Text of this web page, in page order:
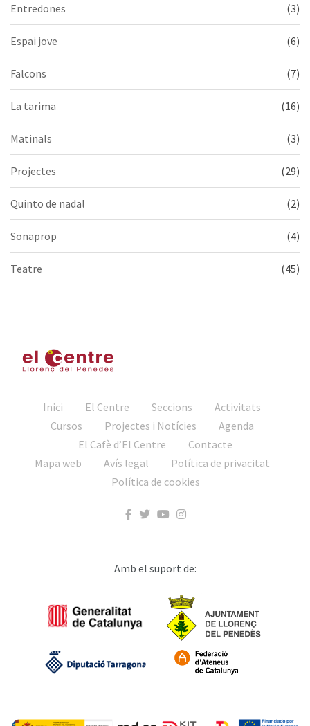
Entredones (3)
Espai jove (6)
Falcons (7)
La tarima (16)
Matinals (3)
Projectes (29)
Quinto de nadal (2)
Sonaprop (4)
Teatre (45)
Inici El Centre Seccions
Activitats
Cursos
Projectes i Notícies
Agenda
El Cafè d’El Centre
Contacte
Mapa web
Avís legal
Política de privacitat
Política de cookies
Amb el suport de: